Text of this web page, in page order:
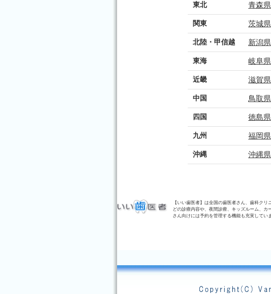
東北 青森県
関東 茨城県
北陸・甲信越 新潟県
東海 岐阜県
近畿 滋賀県
中国 鳥取県
四国 徳島県
九州 福岡県
沖縄 沖縄県
【いい歯医者】は全国の歯医者さん、歯科ク
どの診療内容や、夜間診療、キッズルーム、
さん向けには予約を管理する機能も充実していま